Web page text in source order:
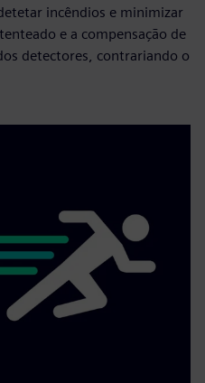
incêndios e minimizar
e a compensação de
detectores, contrariando o